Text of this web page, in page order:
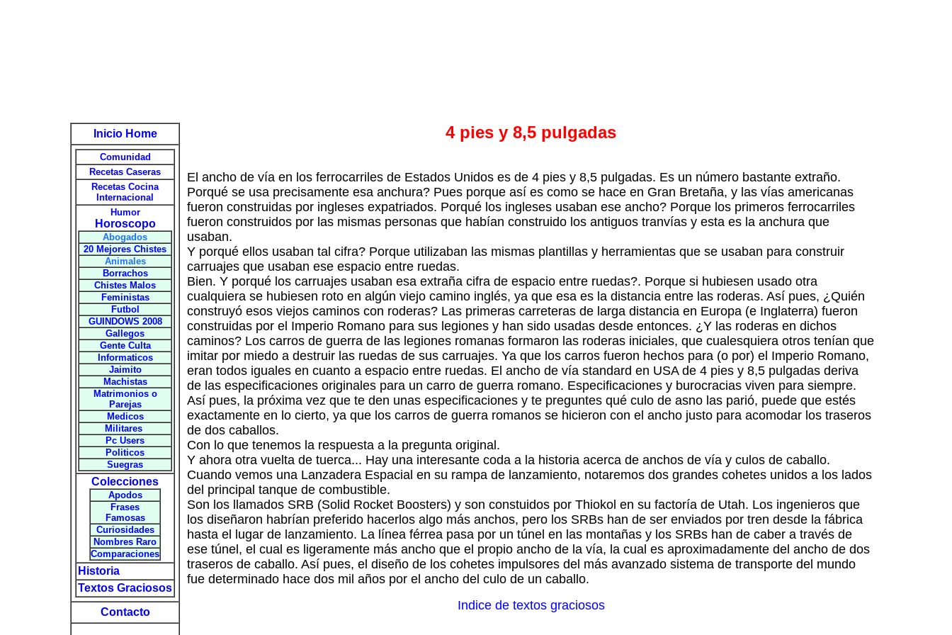
Inicio Home
Comunidad
Recetas Caseras
Recetas Cocina
Internacional
Humor
Horoscopo
Abogados
20 Mejores Chistes
Animales
Borrachos
Chistes Malos
Feministas
Futbol
GUINDOWS 2008
Gallegos
Gente Culta
Informaticos
Jaimito
Machistas
Matrimonios o
Parejas
Medicos
Militares
Pc Users
Politicos
Suegras
Colecciones
Apodos
Frases
Famosas
Curiosidades
Nombres Raro
Comparaciones
Historia
Textos Graciosos
Contacto
4 pies y 8,5 pulgadas
El ancho de vía en los ferrocarriles de Estados Unidos es de 4 pies y 8,5 pulgadas. Es un número bastante extraño.
Porqué se usa precisamente esa anchura? Pues porque así es como se hace en Gran Bretaña, y las vías americanas
fueron construidas por ingleses expatriados. Porqué los ingleses usaban ese ancho? Porque los primeros ferrocarriles
fueron construidos por las mismas personas que habían construido los antiguos tranvías y esta es la anchura que
usaban.
Y porqué ellos usaban tal cifra? Porque utilizaban las mismas plantillas y herramientas que se usaban para construir
carruajes que usaban ese espacio entre ruedas.
Bien. Y porqué los carruajes usaban esa extraña cifra de espacio entre ruedas?. Porque si hubiesen usado otra
cualquiera se hubiesen roto en algún viejo camino inglés, ya que esa es la distancia entre las roderas. Así pues, ¿Quién
construyó esos viejos caminos con roderas? Las primeras carreteras de larga distancia en Europa (e Inglaterra) fueron
construidas por el Imperio Romano para sus legiones y han sido usadas desde entonces. ¿Y las roderas en dichos
caminos? Los carros de guerra de las legiones romanas formaron las roderas iniciales, que cualesquiera otros tenían que
imitar por miedo a destruir las ruedas de sus carruajes. Ya que los carros fueron hechos para (o por) el Imperio Romano,
eran todos iguales en cuanto a espacio entre ruedas. El ancho de vía standard en USA de 4 pies y 8,5 pulgadas deriva
de las especificaciones originales para un carro de guerra romano. Especificaciones y burocracias viven para siempre.
Así pues, la próxima vez que te den unas especificaciones y te preguntes qué culo de asno las parió, puede que estés
exactamente en lo cierto, ya que los carros de guerra romanos se hicieron con el ancho justo para acomodar los traseros
de dos caballos.
Con lo que tenemos la respuesta a la pregunta original.
Y ahora otra vuelta de tuerca... Hay una interesante coda a la historia acerca de anchos de vía y culos de caballo.
Cuando vemos una Lanzadera Espacial en su rampa de lanzamiento, notaremos dos grandes cohetes unidos a los lados
del principal tanque de combustible.
Son los llamados SRB (Solid Rocket Boosters) y son constuidos por Thiokol en su factoría de Utah. Los ingenieros que
los diseñaron habrían preferido hacerlos algo más anchos, pero los SRBs han de ser enviados por tren desde la fábrica
hasta el lugar de lanzamiento. La línea férrea pasa por un túnel en las montañas y los SRBs han de caber a través de
ese túnel, el cual es ligeramente más ancho que el propio ancho de la vía, la cual es aproximadamente del ancho de dos
traseros de caballo. Así pues, el diseño de los cohetes impulsores del más avanzado sistema de transporte del mundo
fue determinado hace dos mil años por el ancho del culo de un caballo.
Indice de textos graciosos